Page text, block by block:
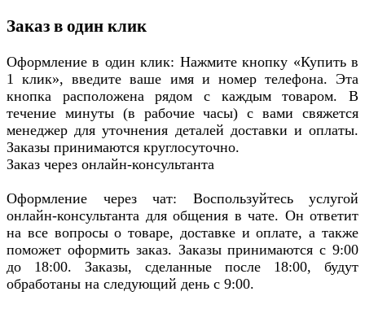
Заказ в один клик
Оформление в один клик: Нажмите кнопку «Купить в
1 клик», введите ваше имя и номер телефона. Эта
кнопка расположена рядом с каждым товаром. В
течение минуты (в рабочие часы) с вами свяжется
менеджер для уточнения деталей доставки и оплаты.
Заказы принимаются круглосуточно.
Заказ через онлайн-консультанта
Оформление через чат: Воспользуйтесь услугой
онлайн-консультанта для общения в чате. Он ответит
на все вопросы о товаре, доставке и оплате, а также
поможет оформить заказ. Заказы принимаются с 9:00
до 18:00. Заказы, сделанные после 18:00, будут
обработаны на следующий день с 9:00.